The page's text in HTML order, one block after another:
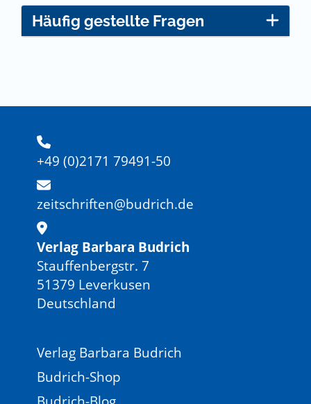
Häufig gestellte Fragen
+49 (0)2171 79491-50
zeitschriften@budrich.de
Verlag Barbara Budrich
Stauffenbergstr. 7
51379 Leverkusen
Deutschland
Verlag Barbara Budrich
Budrich-Shop